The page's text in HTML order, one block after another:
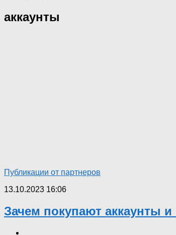
аккаунты
Публикации от партнеров
13.10.2023 16:06
Зачем покупают аккаунты